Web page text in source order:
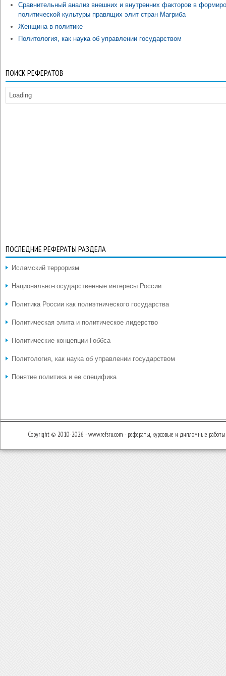
Сравнительный анализ внешних и внутренних факторов в
политической культуры правящих элит стран Магриба
Женщина в политике
Политология, как наука об управлении государством
ПОИСК РЕФЕРАТОВ
Loading
ПОСЛЕДНИЕ РЕФЕРАТЫ РАЗДЕЛА
Исламский терроризм
Национально-государственные интересы России
Политика России как полиэтнического государства
Политическая элита и политическое лидерство
Политические концепции Гоббса
Политология, как наука об управлении государством
Понятие политика и ее специфика
Copyright © 2010-2026 - www.refsru.com - рефераты, курсовые и дипломные работы